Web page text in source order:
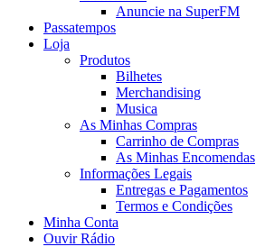
Anuncie na SuperFM
Passatempos
Loja
Produtos
Bilhetes
Merchandising
Musica
As Minhas Compras
Carrinho de Compras
As Minhas Encomendas
Informações Legais
Entregas e Pagamentos
Termos e Condições
Minha Conta
Ouvir Rádio